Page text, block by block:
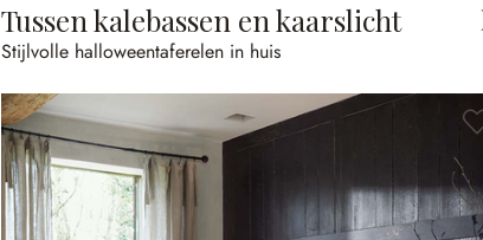
Tussen kalebassen en kaarslicht
Stijlvolle halloweentaferelen in huis